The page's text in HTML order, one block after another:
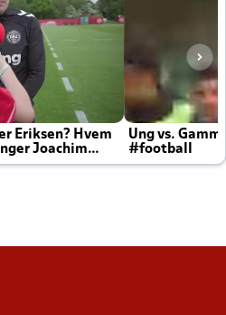
Eriksen? Hvem
Joachim
Ung vs.
#football